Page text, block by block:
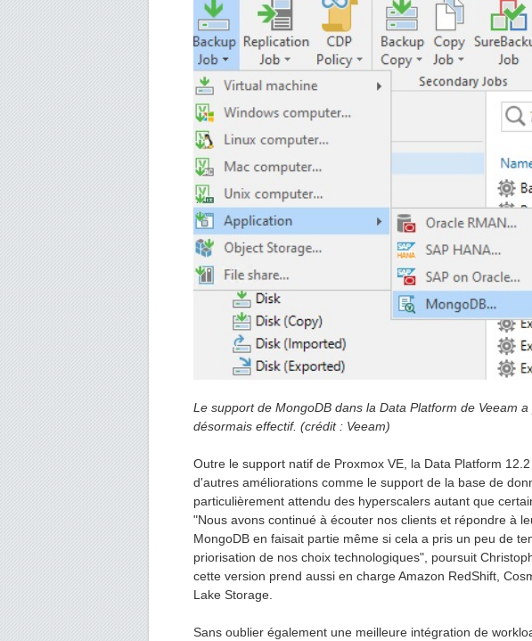
Le support de MongoDB dans la Data Platform de Veeam
désormais effectif. (crédit : Veeam)
Outre le support natif de Proxmox VE, la Data Platform
d'autres améliorations comme le support de la base de
particulièrement attendu des hyperscalers autant que
"Nous avons continué à écouter nos clients et répondre à
MongoDB en faisait partie même si cela a pris un peu de
priorisation de nos choix technologiques", poursuit
cette version prend aussi en charge Amazon RedShift,
Lake Storage.
Sans oublier également une meilleure intégration de